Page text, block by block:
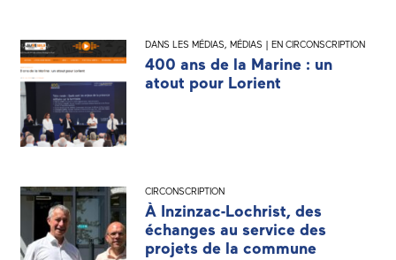
DANS LES MÉDIAS, MÉDIAS | EN CIRCONSCRIPTION
400 ans de la Marine : un
atout pour Lorient
CIRCONSCRIPTION
À Inzinzac-Lochrist, des
échanges au service des
projets de la commune